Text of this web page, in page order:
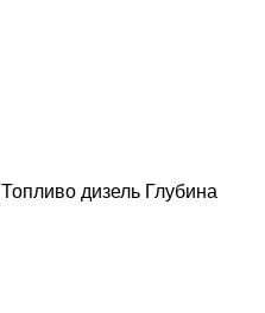
Топливо дизель Глубина